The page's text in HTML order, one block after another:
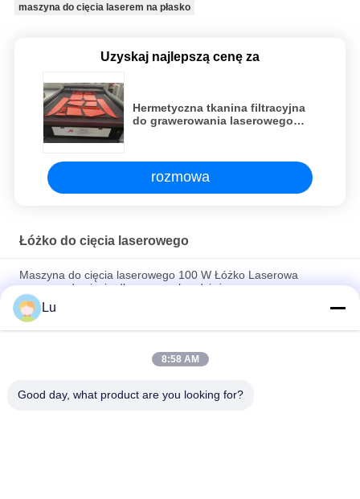
maszyna do cięcia laserem na płasko
Uzyskaj najlepszą cenę za
Hermetyczna tkanina filtracyjna
do grawerowania laserowego
rozmowa
Łóżko do cięcia laserowego
Maszyna do cięcia laserowego 100 W Łóżko Laserowa
maszyna do cięcia dla przemysłu odzieżowego
Wycinarka laserowa o dużej prędkości z płaskim łożem 100-
watowa wycinarka laserowa do tkaniny poduszki powietrznej
Przemysłowa maszyna do cięcia laserem Tapicerka łóżka Cnc
Lu
8:58 AM
Good day, what product are you looking for?